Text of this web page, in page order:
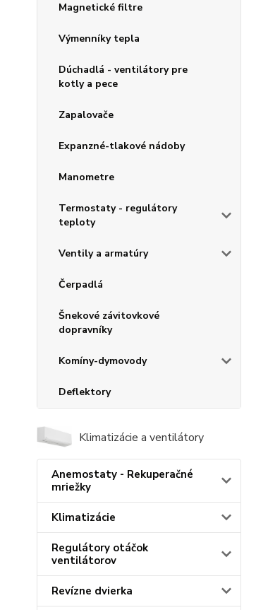
Magnetické filtre
Výmenníky tepla
Dúchadlá - ventilátory pre
kotly a pece
Zapalovače
Expanzné-tlakové nádoby
Manometre
Termostaty - regulátory
teploty
Ventily a armatúry
Čerpadlá
Šnekové závitovkové
dopravníky
Komíny-dymovody
Deflektory
Klimatizácie a ventilátory
Anemostaty - Rekuperačné
mriežky
Klimatizácie
Regulátory otáčok
ventilátorov
Revízne dvierka